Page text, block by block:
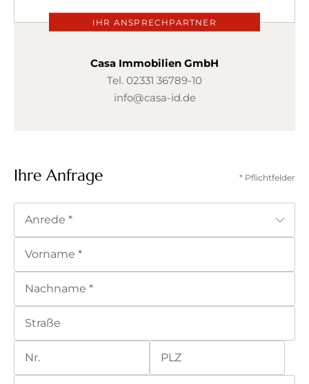
Ihre Anfrage * Pflichtfelder
IHR ANSPRECHPARTNER
Casa Immobilien GmbH
Tel. 02331 36789-10
info@casa-id.de